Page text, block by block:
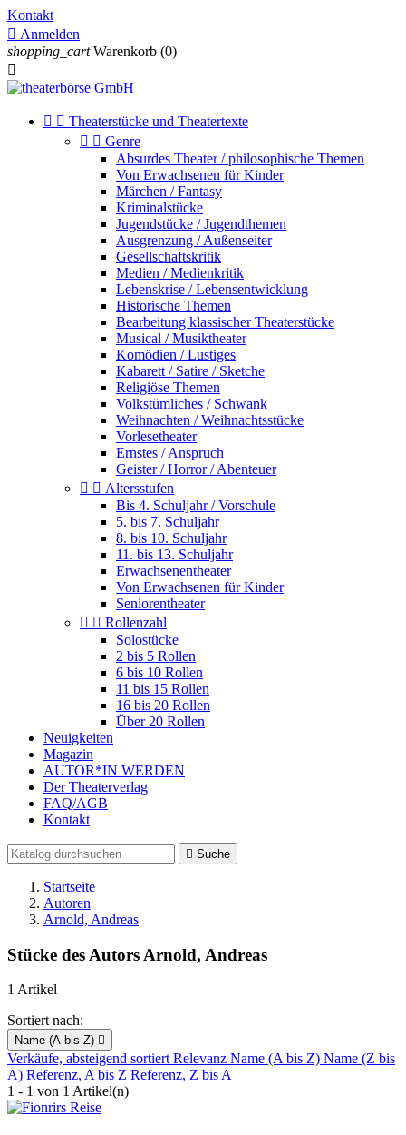
Kontakt
 Anmelden
shopping_cart Warenkorb (0)

  Theaterstücke und Theatertexte
  Genre
Absurdes Theater / philosophische Themen
Von Erwachsenen für Kinder
Märchen / Fantasy
Kriminalstücke
Jugendstücke / Jugendthemen
Ausgrenzung / Außenseiter
Gesellschaftskritik
Medien / Medienkritik
Lebenskrise / Lebensentwicklung
Historische Themen
Bearbeitung klassischer Theaterstücke
Musical / Musiktheater
Komödien / Lustiges
Kabarett / Satire / Sketche
Religiöse Themen
Volkstümliches / Schwank
Weihnachten / Weihnachtsstücke
Vorlesetheater
Ernstes / Anspruch
Geister / Horror / Abenteuer
  Altersstufen
Bis 4. Schuljahr / Vorschule
5. bis 7. Schuljahr
8. bis 10. Schuljahr
11. bis 13. Schuljahr
Erwachsenentheater
Von Erwachsenen für Kinder
Seniorentheater
  Rollenzahl
Solostücke
2 bis 5 Rollen
6 bis 10 Rollen
11 bis 15 Rollen
16 bis 20 Rollen
Über 20 Rollen
Neuigkeiten
Magazin
AUTOR*IN WERDEN
Der Theaterverlag
FAQ/AGB
Kontakt
 Suche
Startseite
Autoren
Arnold, Andreas
Stücke des Autors Arnold, Andreas
1 Artikel
Sortiert nach:
Name (A bis Z) 
Verkäufe, absteigend sortiertRelevanz Name (A bis Z) Name (Z bis
A) Referenz, A bis Z Referenz, Z bis A
1 - 1 von 1 Artikel(n)